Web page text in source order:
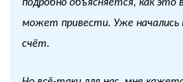
подробно объясняется, как это
может привести. Уже начались
счёт.